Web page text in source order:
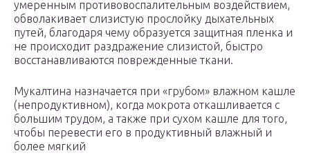
умеренным противовоспалительным воздействием,
обволакивает слизистую прослойку дыхательных
путей, благодаря чему образуется защитная пленка и
не происходит раздражение слизистой, быстро
восстанавливаются поврежденные ткани.
Мукалтина назначается при «грубом» влажном кашле
(непродуктивном), когда мокрота откашливается с
большим трудом, a также при сухом кашле для того,
чтобы перевести его в продуктивный влажный и
более мягкий